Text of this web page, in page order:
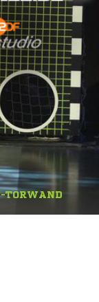
TORWAND